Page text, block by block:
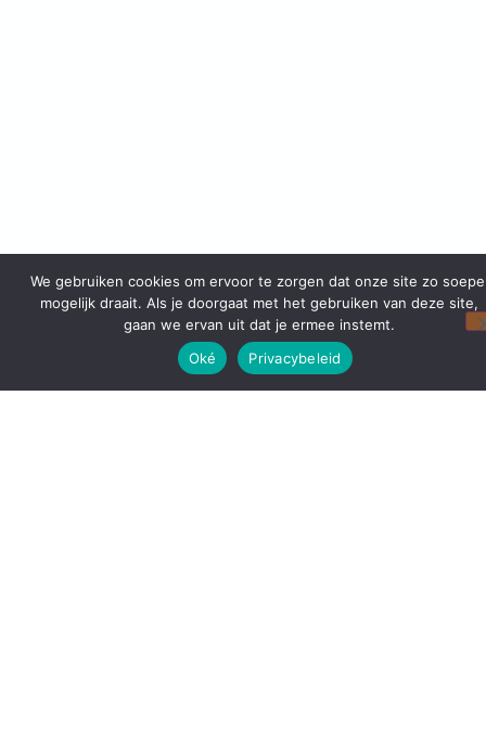
We gebruiken cookies om ervoor te zorgen dat onze site zo
mogelijk draait. Als je doorgaat met het gebruiken van deze site,
gaan we ervan uit dat je ermee instemt.
Oké
Privacybeleid